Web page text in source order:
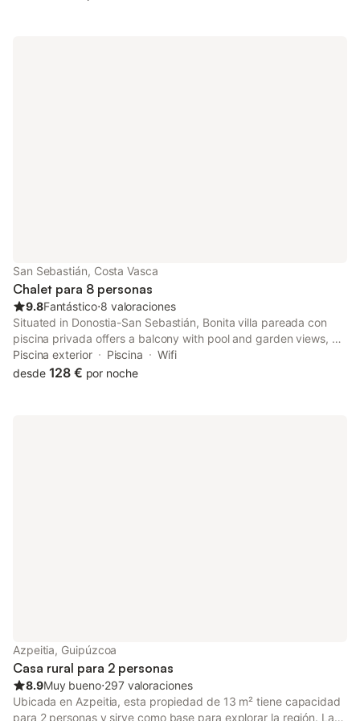
San Sebastián, Costa Vasca
Chalet para 8 personas
9.8Fantástico⋅8 valoraciones
Situated in Donostia-San Sebastián, Bonita villa pareada con
piscina privada offers a balcony with pool and garden views, as
well as a seasonal outdoor pool, solarium and open-air bath.
Piscina exterior Piscina
Wifi
desde 128 € por noche
Azpeitia, Guipúzcoa
Casa rural para 2 personas
8.9Muy bueno⋅297 valoraciones
Ubicada en Azpeitia, esta propiedad de 13 m² tiene capacidad
para 2 personas y sirve como base para explorar la región. La